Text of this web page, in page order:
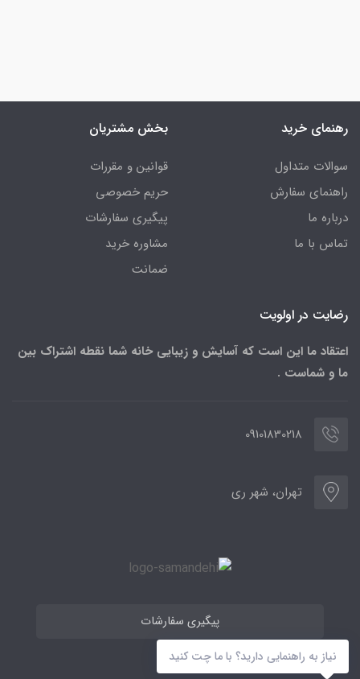
رهنمای خرید
سوالات متداول
راهنمای سفارش
درباره ما
تماس با ما
بخش مشتریان
قوانین و مقررات
حریم خصوصی
پیگیری سفارشات
مشاوره خرید
ضمانت
رضایت در اولویت
اعتقاد ما این است که آسایش و زیبایی خانه شما نقطه اشتراک بین
ما و شماست .
09101830218
تهران، شهر ری
پیگیری سفارشات
نیاز به راهنمایی دارید؟ با ما چت کنید